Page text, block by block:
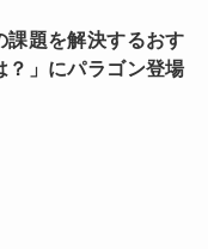
課題を解決するおす
？」にパラゴン登場